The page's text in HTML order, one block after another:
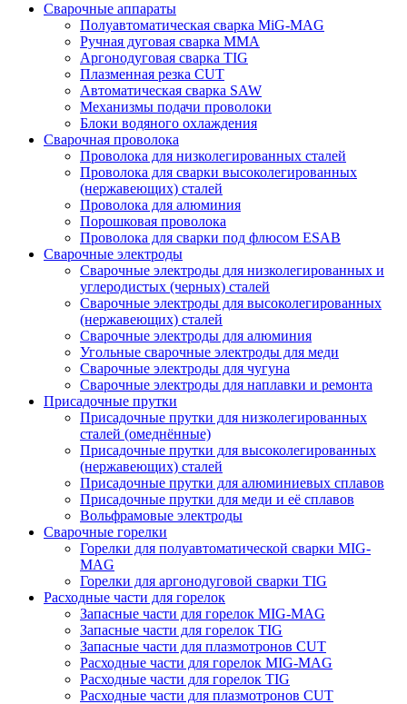
Сварочные аппараты
Полуавтоматическая сварка MiG-MAG
Ручная дуговая сварка MMA
Аргонодуговая сварка TIG
Плазменная резка CUT
Автоматическая сварка SAW
Механизмы подачи проволоки
Блоки водяного охлаждения
Сварочная проволока
Проволока для низколегированных сталей
Проволока для сварки высоколегированных
(нержавеющих) сталей
Проволока для алюминия
Порошковая проволока
Проволока для сварки под флюсом ESAB
Сварочные электроды
Сварочные электроды для низколегированных и
углеродистых (черных) сталей
Сварочные электроды для высоколегированных
(нержавеющих) сталей
Сварочные электроды для алюминия
Угольные сварочные электроды для меди
Сварочные электроды для чугуна
Сварочные электроды для наплавки и ремонта
Присадочные прутки
Присадочные прутки для низколегированных
сталей (омеднённые)
Присадочные прутки для высоколегированных
(нержавеющих) сталей
Присадочные прутки для алюминиевых сплавов
Присадочные прутки для меди и её сплавов
Вольфрамовые электроды
Сварочные горелки
Горелки для полуавтоматической сварки MIG-
MAG
Горелки для аргонодуговой сварки TIG
Расходные части для горелок
Запасные части для горелок MIG-MAG
Запасные части для горелок TIG
Запасные части для плазмотронов CUT
Расходные части для горелок MIG-MAG
Расходные части для горелок TIG
Расходные части для плазмотронов CUT